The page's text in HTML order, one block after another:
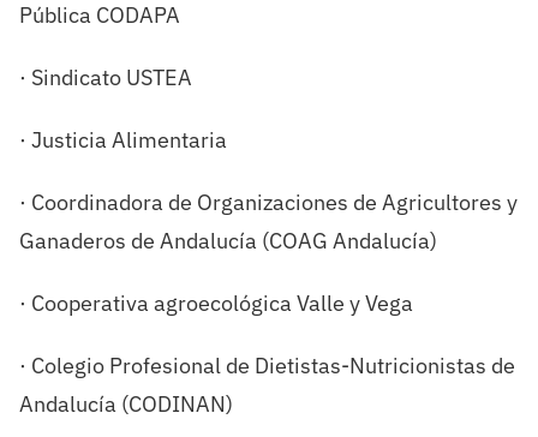
Pública CODAPA
· Sindicato USTEA
· Justicia Alimentaria
· Coordinadora de Organizaciones de Agricultores y
Ganaderos de Andalucía (COAG Andalucía)
· Cooperativa agroecológica Valle y Vega
· Colegio Profesional de Dietistas-Nutricionistas de
Andalucía (CODINAN)